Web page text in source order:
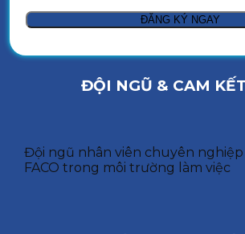
ĐỘI NGŨ & CAM KẾT
Đội ngũ nhân viên chuyên nghiệp
FACO trong môi trường làm việc